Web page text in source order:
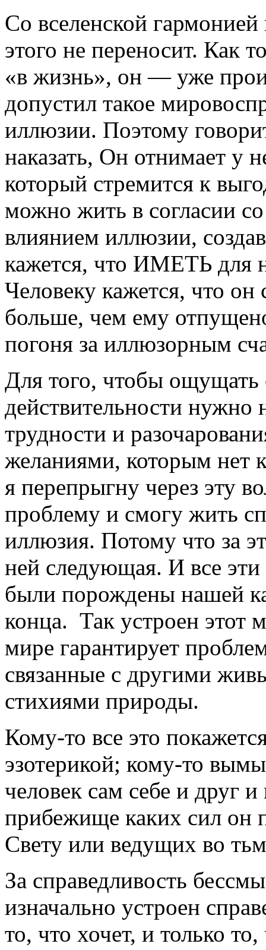
Со вселенской
этого не переносит. Как
«в жизнь», он — уже
допустил такое
иллюзии. Поэтому
наказать, Он отнимает у
который стремится к
можно жить в согласии
влиянием иллюзии,
кажется, что ИМЕТЬ для
Человеку кажется, что он
больше, чем ему
погоня за иллюзорным
Для того, чтобы ощущать
действительности
трудности и
желаниями, которым нет
я перепрыгну через эту
проблему и смогу жить
иллюзия. Потому что за
ней следующая. И все
были порождены нашей
конца. Так устроен этот
мире гарантирует
связанные с другими
стихиями природы.
Кому-то все это
эзотерикой; кому-то
человек сам себе и друг
прибежище каких сил он
Свету или ведущих во
За справедливость
изначально устроен
то, что хочет, и только